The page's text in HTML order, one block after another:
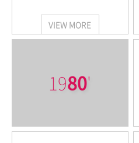
VIEW MORE
1980'